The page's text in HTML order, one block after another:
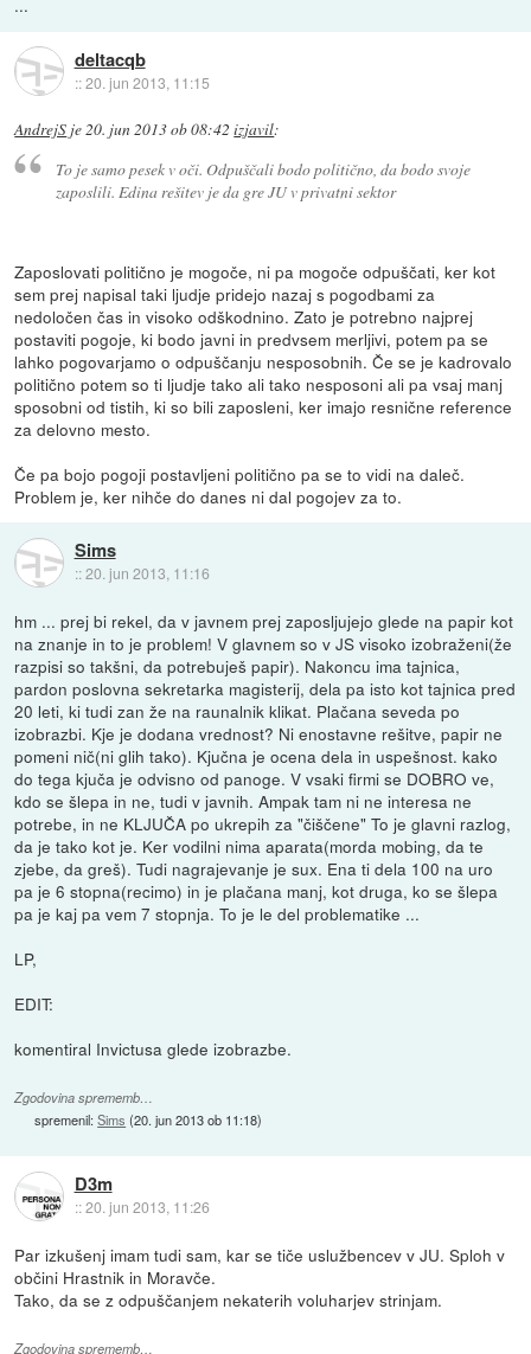
...
deltacqb
::20. jun 2013, 11:15
AndrejS je20. jun 2013 ob 08:42 izjavil:
To je samo pesek v oči. Odpuščali bodo politično, da bodo svoje
zaposlili. Edina rešitev je da gre JU v privatni sektor
Zaposlovati politično je mogoče, ni pa mogoče odpuščati, ker kot
sem prej napisal taki ljudje pridejo nazaj s pogodbami za
nedoločen čas in visoko odškodnino. Zato je potrebno najprej
postaviti pogoje, ki bodo javni in predvsem merljivi, potem pa se
lahko pogovarjamo o odpuščanju nesposobnih. Če se je kadrovalo
politično potem so ti ljudje tako ali tako nesposoni ali pa vsaj manj
sposobni od tistih, ki so bili zaposleni, ker imajo resnične reference
za delovno mesto.
Če pa bojo pogoji postavljeni politično pa se to vidi na daleč.
Problem je, ker nihče do danes ni dal pogojev za to.
Sims
::20. jun 2013, 11:16
hm ... prej bi rekel, da v javnem prej zaposljujejo glede na papir kot
na znanje in to je problem! V glavnem so v JS visoko izobraženi(že
razpisi so takšni, da potrebuješ papir). Nakoncu ima tajnica,
pardon poslovna sekretarka magisterij, dela pa isto kot tajnica pred
20 leti, ki tudi zan že na raunalnik klikat. Plačana seveda po
izobrazbi. Kje je dodana vrednost? Ni enostavne rešitve, papir ne
pomeni nič(ni glih tako). Kjučna je ocena dela in uspešnost. kako
do tega kjuča je odvisno od panoge. V vsaki firmi se DOBRO ve,
kdo se šlepa in ne, tudi v javnih. Ampak tam ni ne interesa ne
potrebe, in ne KLJUČA po ukrepih za "čiščene" To je glavni razlog,
da je tako kot je. Ker vodilni nima aparata(morda mobing, da te
zjebe, da greš). Tudi nagrajevanje je sux. Ena ti dela 100 na uro
pa je 6 stopna(recimo) in je plačana manj, kot druga, ko se šlepa
pa je kaj pa vem 7 stopnja. To je le del problematike ...
LP,
EDIT:
komentiral Invictusa glede izobrazbe.
Zgodovina sprememb…
spremenil:Sims (20. jun 2013 ob 11:18)
D3m
::20. jun 2013, 11:26
Par izkušenj imam tudi sam, kar se tiče uslužbencev v JU. Sploh v
občini Hrastnik in Moravče.
Tako, da se z odpuščanjem nekaterih voluharjev strinjam.
Zgodovina sprememb…